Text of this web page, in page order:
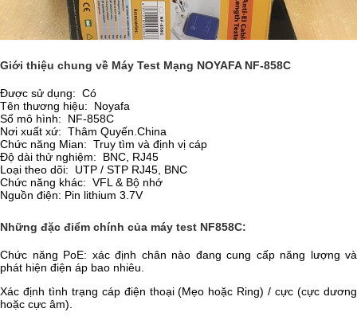
Giới thiệu chung về Máy Test Mạng NOYAFA NF-858C
Được sử dụng: Có
Tên thương hiệu: Noyafa
Số mô hình: NF-858C
Nơi xuất xứ: Thâm Quyến.China
Chức năng Mian: Truy tìm và định vị cáp
Độ dài thử nghiệm: BNC, RJ45
Loại theo dõi: UTP / STP RJ45, BNC
Chức năng khác: VFL & Bộ nhớ
Nguồn điện: Pin lithium 3.7V
Những đặc điểm chính của máy test NF858C:
Chức năng PoE: xác định chân nào đang cung cấp năng lượng và
phát hiện điện áp bao nhiêu.
Xác định tình trạng cáp điện thoại (Mẹo hoặc Ring) / cực (cực dương
hoặc cực âm).